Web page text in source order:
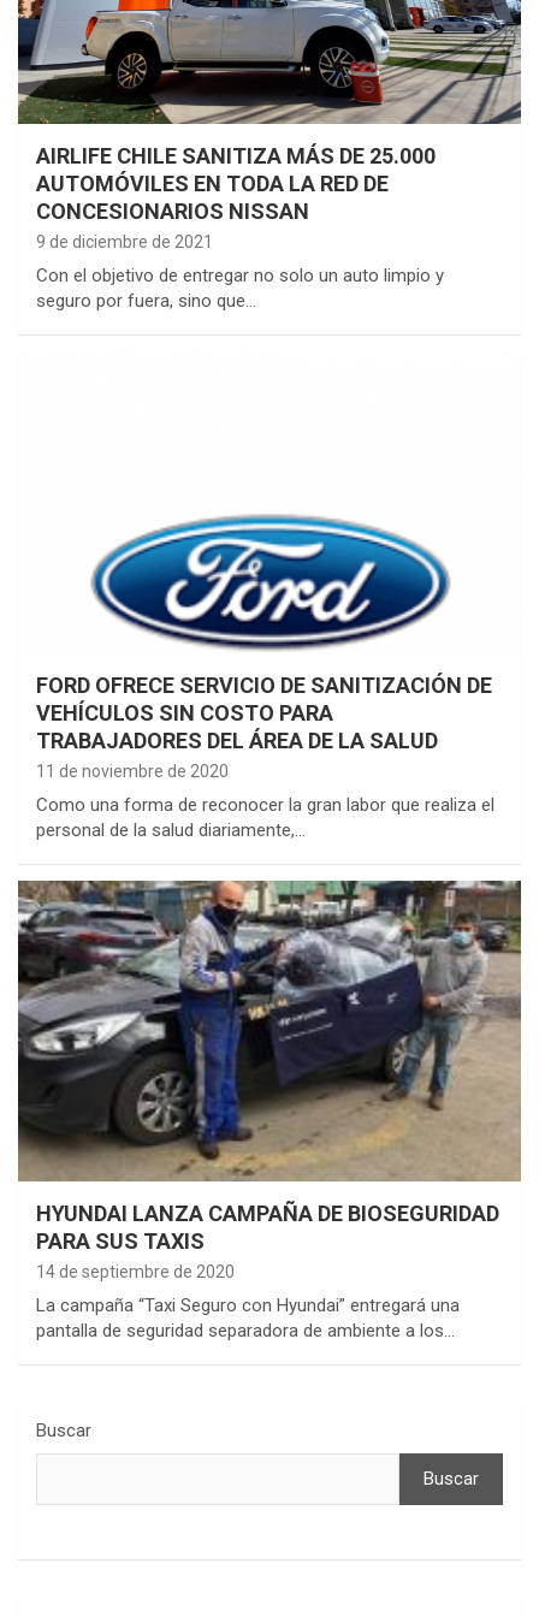
AIRLIFE CHILE SANITIZA MÁS DE 25.000
AUTOMÓVILES EN TODA LA RED DE
CONCESIONARIOS NISSAN
9 de diciembre de 2021
Con el objetivo de entregar no solo un auto limpio y
seguro por fuera, sino que…
FORD OFRECE SERVICIO DE SANITIZACIÓN DE
VEHÍCULOS SIN COSTO PARA
TRABAJADORES DEL ÁREA DE LA SALUD
11 de noviembre de 2020
Como una forma de reconocer la gran labor que realiza el
personal de la salud diariamente,…
HYUNDAI LANZA CAMPAÑA DE BIOSEGURIDAD
PARA SUS TAXIS
14 de septiembre de 2020
La campaña “Taxi Seguro con Hyundai” entregará una
pantalla de seguridad separadora de ambiente a los…
Buscar
Buscar